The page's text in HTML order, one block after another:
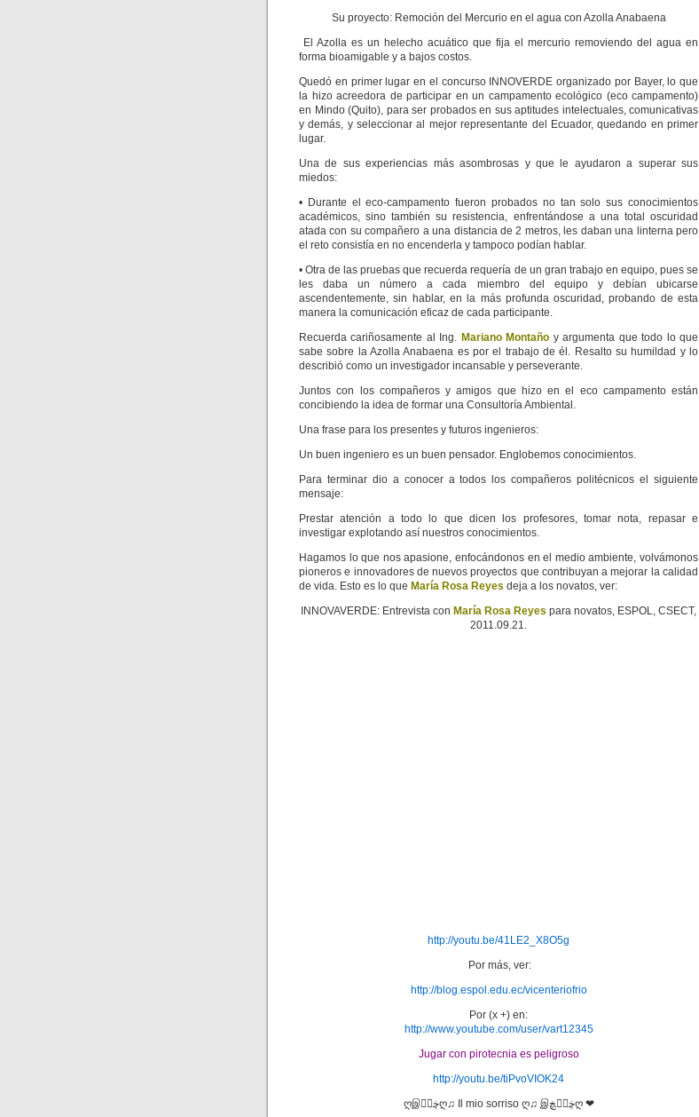
Su proyecto: Remoción del Mercurio en el agua con Azolla Anabaena
El Azolla es un helecho acuático que fija el mercurio removiendo del agua en
forma bioamigable y a bajos costos.
Quedó en primer lugar en el concurso INNOVERDE organizado por Bayer, lo que
la hizo acreedora de participar en un campamento ecológico (eco campamento)
en Mindo (Quito), para ser probados en sus aptitudes intelectuales, comunicativas
y demás, y seleccionar al mejor representante del Ecuador, quedando en primer
lugar.
Una de sus experiencias más asombrosas y que le ayudaron a superar sus
miedos:
• Durante el eco-campamento fueron probados no tan solo sus conocimientos
académicos, sino también su resistencia, enfrentándose a una total oscuridad
atada con su compañero a una distancia de 2 metros, les daban una linterna pero
el reto consistía en no encenderla y tampoco podían hablar.
• Otra de las pruebas que recuerda requería de un gran trabajo en equipo, pues se
les daba un número a cada miembro del equipo y debían ubicarse
ascendentemente, sin hablar, en la más profunda oscuridad, probando de esta
manera la comunicación eficaz de cada participante.
Recuerda cariñosamente al Ing. Mariano Montaño y argumenta que todo lo que
sabe sobre la Azolla Anabaena es por el trabajo de él. Resalto su humildad y lo
describió como un investigador incansable y perseverante.
Juntos con los compañeros y amigos que hizo en el eco campamento están
concibiendo la idea de formar una Consultoría Ambiental.
Una frase para los presentes y futuros ingenieros:
Un buen ingeniero es un buen pensador. Englobemos conocimientos.
Para terminar dio a conocer a todos los compañeros politécnicos el siguiente
mensaje:
Prestar atención a todo lo que dicen los profesores, tomar nota, repasar e
investigar explotando así nuestros conocimientos.
Hagamos lo que nos apasione, enfocándonos en el medio ambiente, volvámonos
pioneros e innovadores de nuevos proyectos que contribuyan a mejorar la calidad
de vida. Esto es lo que María Rosa Reyes deja a los novatos, ver:
INNOVAVERDE: Entrevista con María Rosa Reyes para novatos, ESPOL, CSECT,
2011.09.21.
http://youtu.be/41LE2_X8O5g
Por más, ver:
http://blog.espol.edu.ec/vicenteriofrio
Por (x +) en:
http://www.youtube.com/user/vart12345
Jugar con pirotecnia es peligroso
http://youtu.be/tiPvoVIOK24
ღஇڿڰۣღ♫ Il mio sorriso ღ♫ இڿڰۣڿღ ❤